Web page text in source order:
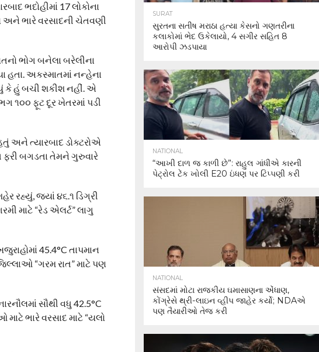
ભદોહીમાં 17 લોકોના
અને ભારે વરસાદની ચેતવણી
ભોગ બનેલા બરેલીના
હતા. અકસ્માતમાં નન્હેના
કે હું બચી શકીશ નહીં. એ
૧૦૦ ફૂટ દૂર ખેતરમાં પડી
અને ત્યારબાદ ડોક્ટરોએ
ફરી બગડતા તેમને ગુરુવારે
રહ્યું, જ્યાં ૪૬.૧ ડિગ્રી
માટે “રેડ એલર્ટ” લાગુ
45.4°C તાપમાન
“ગરમ રાત” માટે પણ
સૌથી વધુ 42.5°C
ભારે વરસાદ માટે “યલો
SURAT
સુરતના સતીષ મરાઠા હત્યા કેસનો ગણતરીના
કલાકોમાં ભેદ ઉકેલાયો, 4 સગીર સહિત 8
આરોપી ઝડપાયા
NATIONAL
“આખી દાળ જ કાળી છે”: રાહુલ ગાંધીએ કારની
પેટ્રોલ ટેંક ખોલી E20 ઇંધણ પર ટિપ્પણી કરી
NATIONAL
સંસદમાં મોટા રાજકીય ઘમાસાણના એંધાણ,
કોંગ્રેસે થ્રી-લાઇન વ્હીપ જાહેર કર્યો; NDAએ
પણ તૈયારીઓ તેજ કરી